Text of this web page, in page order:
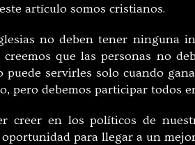
artículo somos cristianos.
no deben tener ninguna
que las personas no
puede servirles solo cuando
pero debemos participar todos
creer en los políticos de
para llegar a un